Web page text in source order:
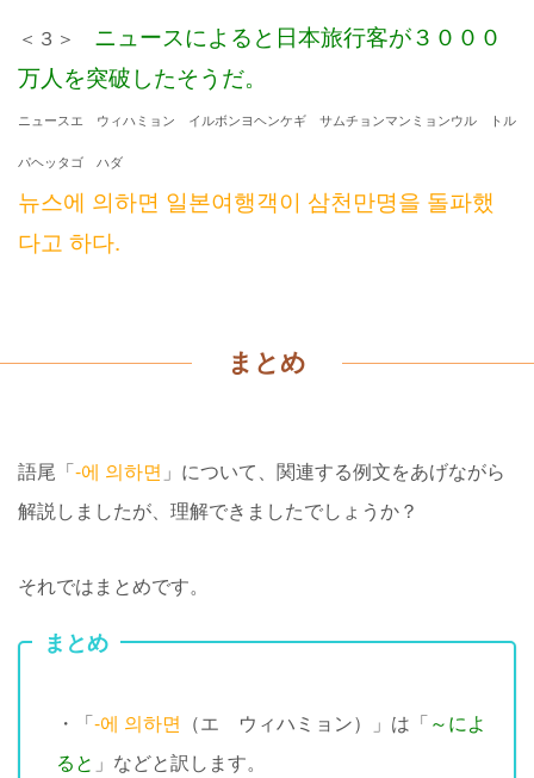
＜３＞ ニュースによると日本旅行客が３０００
万人を突破したそうだ。
ニュースエ ウィハミョン イルボンヨヘンケギ サムチョンマンミョンウル トル
パヘッタゴ ハダ
뉴스에 의하면 일본여행객이 삼천만명을 돌파했
다고 하다.
まとめ
語尾「-에 의하면 」について、 関連する例文をあげながら
解説しましたが、理解できましたでしょうか？
それではまとめです。
まとめ
・「-에 의하면 （エ ウィハミョン）」は「～によ
ると 」などと訳します。